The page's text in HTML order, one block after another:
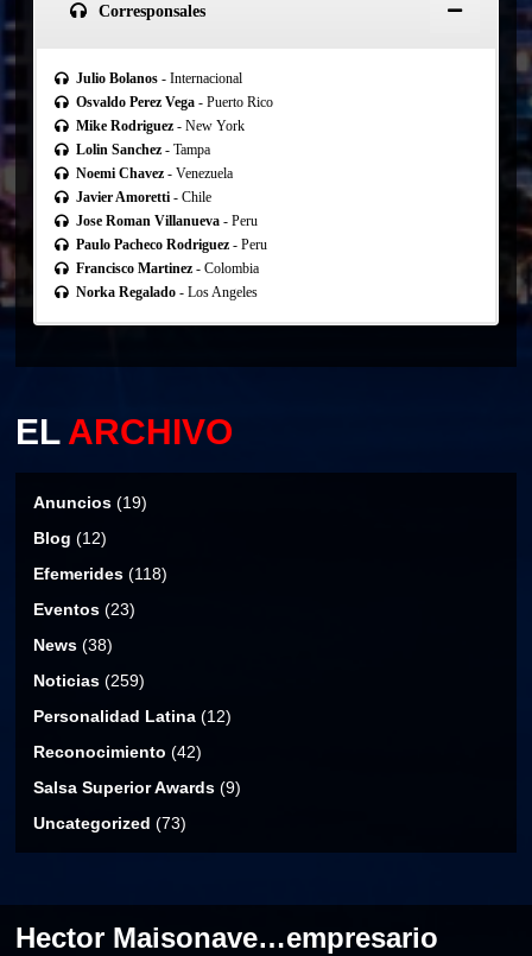
Corresponsales
Julio Bolanos- Internacional
Osvaldo Perez Vega- Puerto Rico
Mike Rodriguez- New York
Lolin Sanchez- Tampa
Noemi Chavez- Venezuela
Javier Amoretti- Chile
Jose Roman Villanueva- Peru
Paulo Pacheco Rodriguez- Peru
Francisco Martinez- Colombia
Norka Regalado- Los Angeles
ELARCHIVO
Anuncios (19)
Blog (12)
Efemerides (118)
Eventos (23)
News (38)
Noticias (259)
Personalidad Latina (12)
Reconocimiento (42)
Salsa Superior Awards (9)
Uncategorized (73)
Hector Maisonave…empresario